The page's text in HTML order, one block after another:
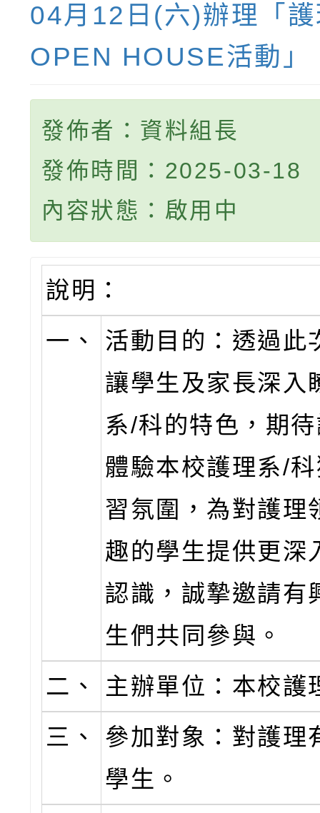
04月12日(六)辦理「
OPEN HOUSE活動」
發佈者：資料組長
發佈時間：2025-03-18
內容狀態：啟用中
說明：
一、
活動目的：透過此
讓學生及家長深入
系/科的特色，期
體驗本校護理系/
習氛圍，為對護理
趣的學生提供更深
認識，誠摯邀請有
生們共同參與。
二、
主辦單位：本校護
三、
參加對象：對護理
學生。